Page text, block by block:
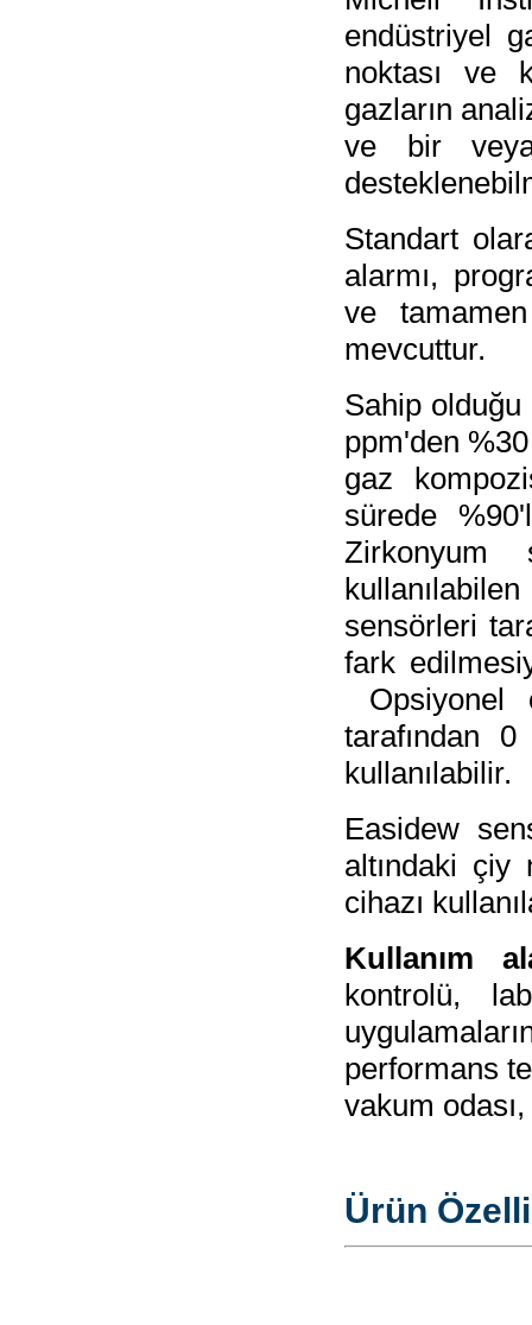
endüstriyel
noktası ve
gazların
ve bir
Standart
alarmı,
ve
mevcuttur.
Sahip
ppm'den
gaz
sürede
Zirkonyum
kullanılabilen
sensörleri
fark
Opsiyonel
tarafından
kullanılabilir.
Easidew
altındaki çiy
cihazı
Kullanım
kontrolü,
performans
vakum
Ürün